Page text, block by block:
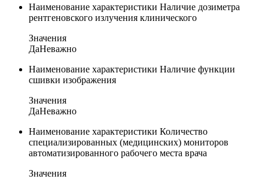
Наименование характеристики Наличие дозиметра
рентгеновского излучения клинического
Значения
ДаНеважно
Наименование характеристики Наличие функции
сшивки изображения
Значения
ДаНеважно
Наименование характеристики Количество
специализированных (медицинских) мониторов
автоматизированного рабочего места врача
Значения